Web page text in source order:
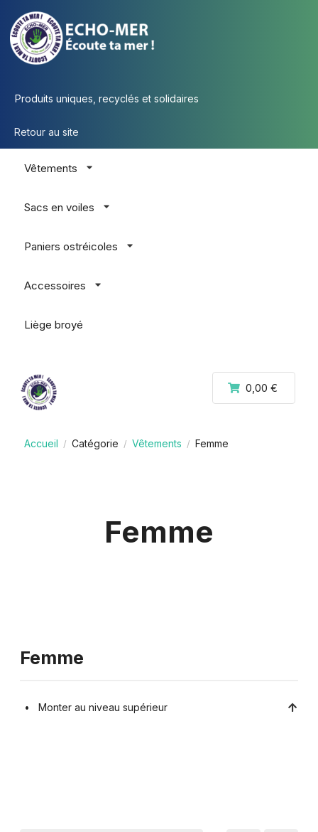
Produits uniques, recyclés et solidaires
Retour au site
Vêtements
Sacs en voiles
Paniers ostréicoles
Accessoires
Liège broyé
0,00 €
Accueil / Catégorie / Vêtements / Femme
Femme
Femme
Monter au niveau supérieur